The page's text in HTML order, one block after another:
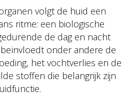
volgt de huid een
ritme: een biologische
de dag en nacht
onder andere de
het vochtverlies en de
stoffen die belangrijk zijn